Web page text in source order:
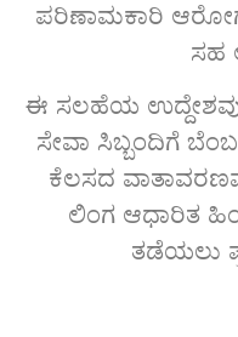
ಪರಿಣಾಮಕಾರಿ
ಸಹ
ಈ ಸಲಹೆಯ
ಸೇವಾ ಸಿಬ್ಬಂದಿಗೆ
ಕೆಲಸದ
ಲಿಂಗ ಆಧಾರಿತ
ತಡೆಯಲು